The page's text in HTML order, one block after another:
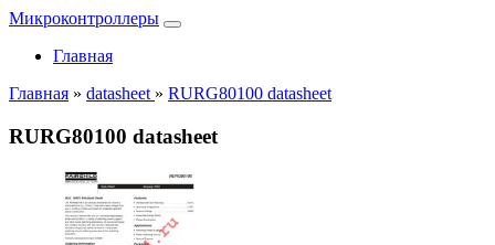
Микроконтроллеры
Главная
Главная » datasheet » RURG80100 datasheet
RURG80100 datasheet